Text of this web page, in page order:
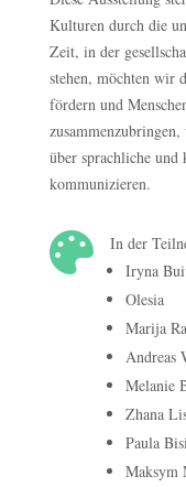
Kulturen durch die
Zeit, in der
stehen, möchten wir
fördern und
über sprachliche
kommunizieren.

In der
Iryna
Olesia
Marija
Andreas
Melanie
Zhana
Paula
Maksym